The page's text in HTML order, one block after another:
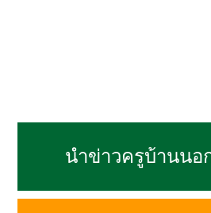
นำข่าวครูบ้านนอ